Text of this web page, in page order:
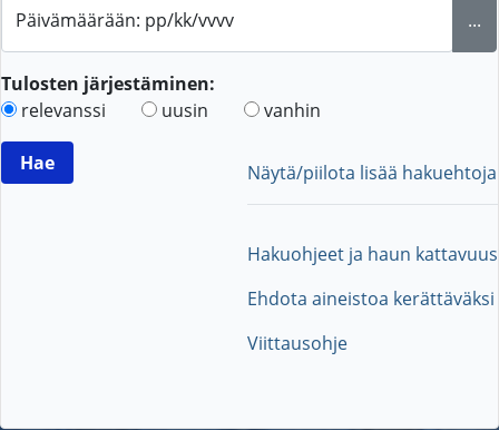
Päivämäärään: pp/kk/vvvv ...
Tulosten järjestäminen:
relevanssi
uusin vanhin
Näytä/piilota lisää hakuehtoja
Hakuohjeet ja haun kattavuus
Ehdota aineistoa kerättäväksi
Viittausohje